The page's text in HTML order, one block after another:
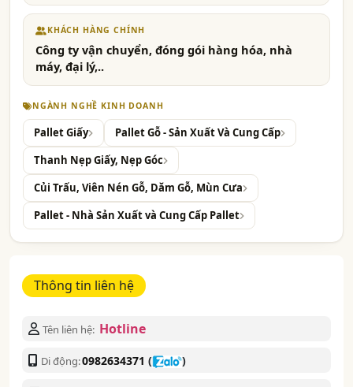
KHÁCH HÀNG CHÍNH
Công ty vận chuyển, đóng gói hàng hóa, nhà
máy, đại lý,..
NGÀNH NGHỀ KINH DOANH
Pallet Giấy
Pallet Gỗ - Sản Xuất Và Cung Cấp
Thanh Nẹp Giấy, Nẹp Góc
Củi Trấu, Viên Nén Gỗ, Dăm Gỗ, Mùn Cưa
Pallet - Nhà Sản Xuất và Cung Cấp Pallet
Thông tin liên hệ
Tên liên hệ: Hotline
Di động:0982634371 ( )